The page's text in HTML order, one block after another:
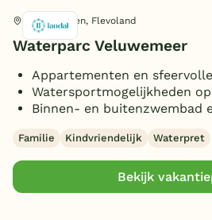
Biddinghuizen, Flevoland
Waterparc Veluwemeer
Appartementen en sfeervolle
Watersportmogelijkheden
Binnen- en buitenzwembad
Familie Kindvriendelijk Waterpret
Bekijk